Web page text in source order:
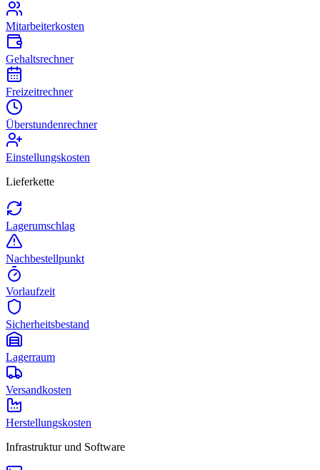
Mitarbeiterkosten
Gehaltsrechner
Freizeitrechner
Überstundenrechner
Einstellungskosten
Lieferkette
Lagerumschlag
Nachbestellpunkt
Vorlaufzeit
Sicherheitsbestand
Lagerraum
Versandkosten
Herstellungskosten
Infrastruktur und Software